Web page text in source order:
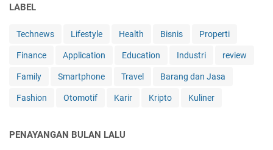
LABEL
Technews Lifestyle Health Bisnis Properti
Finance Application Education Industri review
Family Smartphone Travel Barang dan Jasa
Fashion Otomotif Karir Kripto Kuliner
PENAYANGAN BULAN LALU